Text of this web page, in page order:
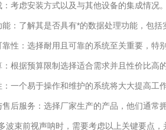
虑安装方式以及与其他设备的集成情况
了解其是否具有*的数据处理功能，包括
：选择耐用且可靠的系统至关重要，特
据预算限制选择适合需求并且性价比高
个易于操作和维护的系统将大大提高工
服务：选择厂家生产的产品，他们通常
束前视声呐时，需要考虑以上关键要点，